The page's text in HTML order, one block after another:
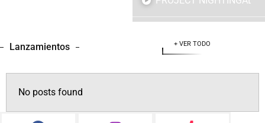
Lanzamientos
+ VER TODO
No posts found